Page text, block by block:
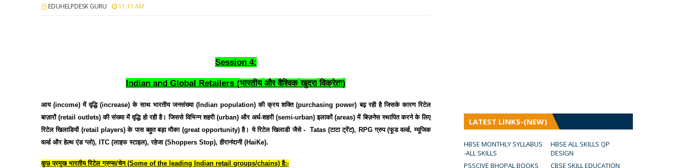
EDUHELPDESK GURU 11:11 AM
Session 4:
Indian and Global Retailers (भारतीय और वैश्विक खुदरा विक्रेता)
आय(income)में वृद्धि(increase)के साथ भारतीय जनसंख्या(Indian population)की क्रय शक्ति(purchasing power)बढ़ रही है जिसके कारण रिटेल
बाज़ारों(retail outlets)की संख्या में वृद्धि हो रही है। जिससे विभिन्न शहरी(urban)और अर्ध-शहरी(semi-urban)इलाकों(areas)में बिज़नेस स्थापित करने के लिए
रिटेल खिलाडियों(retail players)के पास बहुत बड़ा मौका(great opportunity)है। ये रिटेल खिलाडी जैसे- Tatas (टाटा ट्रेंट), RPGग्रुप(फूड वर्ल्ड,म्यूजिक
वर्ल्ड और हेल्थ एंड ग्लो), ITC (लाइफ स्टाइल),रहेजा(Shoppers Stop),हीरानंदानी(HaiKe).
कुछ प्रमुख भारतीय रिटेल ग्रुप्स/चेन (Some of the leading Indian retail groups/chains)है:-
LATEST LINKS-(NEW)
HBSE MONTHLY SYLLABUS
-ALL SKILLS
HBSE ALL SKILLS QP
DESIGN
PSSCIVE BHOPAL BOOKS
CBSE SKILL EDUCATION